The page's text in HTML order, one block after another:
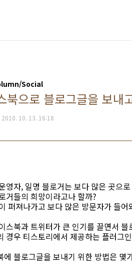
Social
북으로 블로그글을 보
2010. 10. 13. 16:18
영자, 일명 블로거는 보다 많은 곳으
거들의 희망이라고나 할까?
퍼져나가고 보다 많은 방문자가 들
스북과 트위터가 큰 인기를 끌면서
경우 티스토리에서 제공하는 플러그
에 블로그글을 보내기 위한 방법은 몇